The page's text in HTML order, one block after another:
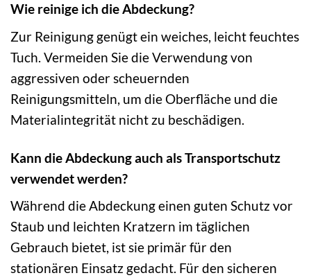
Wie reinige ich die Abdeckung?
Zur Reinigung genügt ein weiches, leicht feuchtes
Tuch. Vermeiden Sie die Verwendung von
aggressiven oder scheuernden
Reinigungsmitteln, um die Oberfläche und die
Materialintegrität nicht zu beschädigen.
Kann die Abdeckung auch als Transportschutz
verwendet werden?
Während die Abdeckung einen guten Schutz vor
Staub und leichten Kratzern im täglichen
Gebrauch bietet, ist sie primär für den
stationären Einsatz gedacht. Für den sicheren